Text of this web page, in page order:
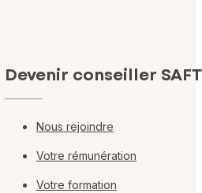
Devenir conseiller
Nous rejoindre
Votre rémunération
Votre formation